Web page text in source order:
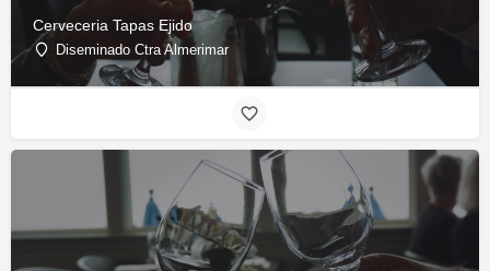
Cerveceria Tapas Ejido
Diseminado Ctra Almerimar